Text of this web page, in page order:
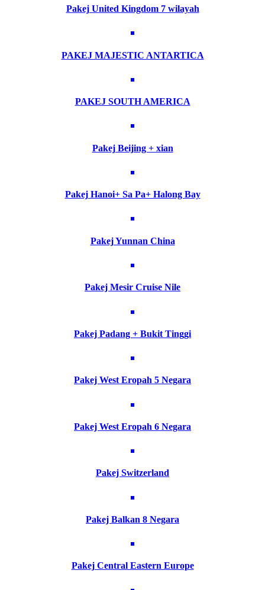
Pakej United Kingdom 7 wilayah
PAKEJ MAJESTIC ANTARTICA
PAKEJ SOUTH AMERICA
Pakej Beijing + xian
Pakej Hanoi+ Sa Pa+ Halong Bay
Pakej Yunnan China
Pakej Mesir Cruise Nile
Pakej Padang + Bukit Tinggi
Pakej West Eropah 5 Negara
Pakej West Eropah 6 Negara
Pakej Switzerland
Pakej Balkan 8 Negara
Pakej Central Eastern Europe